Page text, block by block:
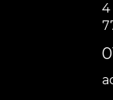
4